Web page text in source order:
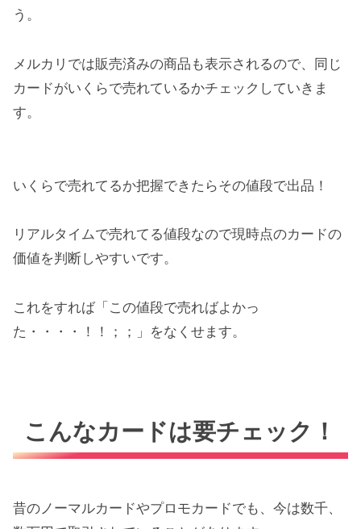
う。
メルカリでは販売済みの商品も表示されるので、同じ
カードがいくらで売れているかチェックしていきま
す。
いくらで売れてるか把握できたらその値段で出品！
リアルタイムで売れてる値段なので現時点のカードの
価値を判断しやすいです。
これをすれば「この値段で売ればよかっ
た・・・・！！；；」をなくせます。
こんなカードは要チェック！
昔のノーマルカードやプロモカードでも、今は数千、